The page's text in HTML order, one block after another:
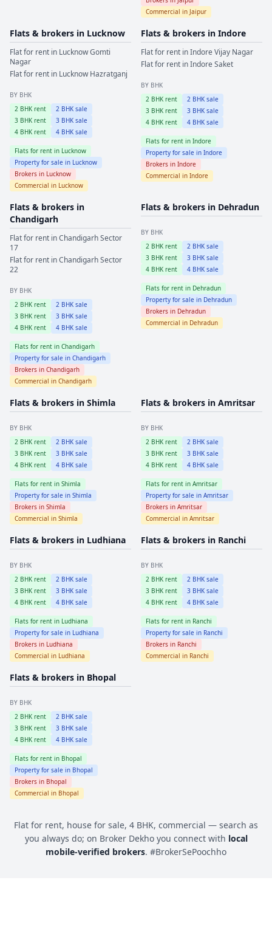
Commercial in Jaipur
Flats & brokers in Lucknow
Flat for rent in LucknowGomti
Nagar
Flat for rent in Lucknow Hazratganj
BY BHK
2 BHK rent 2 BHK sale
3 BHK rent 3 BHK sale
4 BHK rent 4 BHK sale
Flats for rent in Lucknow
Property for sale in Lucknow
Brokers in Lucknow
Commercial in Lucknow
Flats & brokers in Indore
Flat for rent inIndoreVijay Nagar
Flat for rent inIndoreSaket
BY BHK
2 BHK rent 2 BHK sale
3 BHK rent 3 BHK sale
4 BHK rent 4 BHK sale
Flats for rent in Indore
Property for sale in Indore
Brokers in Indore
Commercial in Indore
Flats & brokers in
Chandigarh
Flat for rent inChandigarhSector
17
Flat for rent inChandigarhSector
22
BY BHK
2 BHK rent 2 BHK sale
3 BHK rent 3 BHK sale
4 BHK rent 4 BHK sale
Flats for rent in Chandigarh
Property for sale in Chandigarh
Brokers in Chandigarh
Commercial in Chandigarh
Flats & brokers in Dehradun
BY BHK
2 BHK rent 2 BHK sale
3 BHK rent 3 BHK sale
4 BHK rent 4 BHK sale
Flats for rent in Dehradun
Property for sale in Dehradun
Brokers in Dehradun
Commercial in Dehradun
Flats & brokers in Shimla
BY BHK
2 BHK rent 2 BHK sale
3 BHK rent 3 BHK sale
4 BHK rent 4 BHK sale
Flats for rent in Shimla
Property for sale in Shimla
Brokers in Shimla
Commercial in Shimla
Flats & brokers in Amritsar
BY BHK
2 BHK rent 2 BHK sale
3 BHK rent 3 BHK sale
4 BHK rent 4 BHK sale
Flats for rent in Amritsar
Property for sale in Amritsar
Brokers in Amritsar
Commercial in Amritsar
Flats & brokers in Ludhiana
BY BHK
2 BHK rent 2 BHK sale
3 BHK rent 3 BHK sale
4 BHK rent 4 BHK sale
Flats for rent in Ludhiana
Property for sale in Ludhiana
Brokers in Ludhiana
Commercial in Ludhiana
Flats & brokers in Ranchi
BY BHK
2 BHK rent 2 BHK sale
3 BHK rent 3 BHK sale
4 BHK rent 4 BHK sale
Flats for rent in Ranchi
Property for sale in Ranchi
Brokers in Ranchi
Commercial in Ranchi
Flats & brokers in Bhopal
BY BHK
2 BHK rent 2 BHK sale
3 BHK rent 3 BHK sale
4 BHK rent 4 BHK sale
Flats for rent in Bhopal
Property for sale in Bhopal
Brokers in Bhopal
Commercial in Bhopal
Flat for rent, house for sale, 4 BHK, commercial — search as
you always do; on Broker Dekho you connect with local
mobile-verified brokers. #BrokerSePoochho